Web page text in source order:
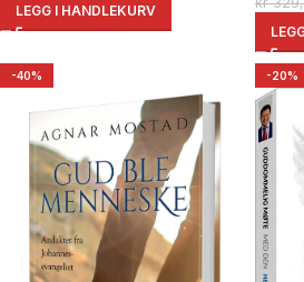
LEGG I HANDLEKURV
-40% -20%